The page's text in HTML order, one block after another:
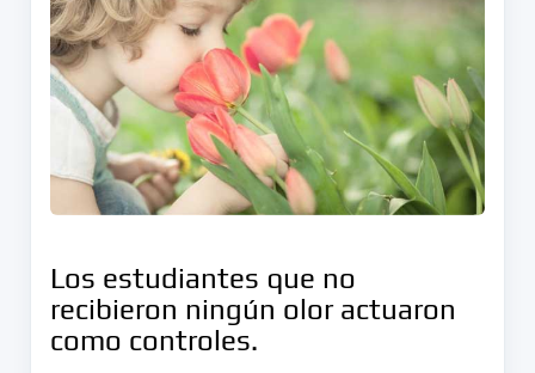
Los estudiantes que no
recibieron ningún olor actuaron
como controles.